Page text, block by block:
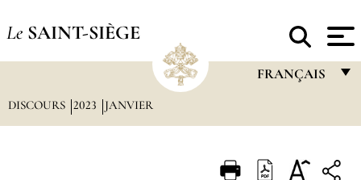
Le SAINT-SIÈGE
FRANÇAIS
ITALIANO
DISCOURS 2023 JANVIER